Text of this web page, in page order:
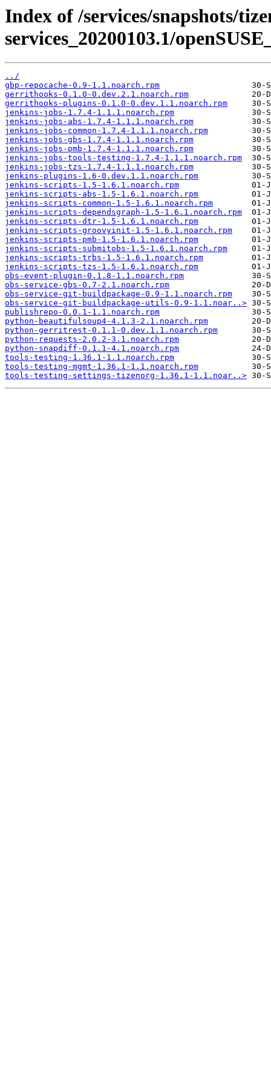
Index of /services/snapshots/
services_20200103.1/
../
gbp-repocache-0.9-1.1.noarch.rpm
gerrithooks-0.1.0-0.dev.2.1.noarch.rpm
gerrithooks-plugins-0.1.0-0.dev.1.1.noarch.rpm
jenkins-jobs-1.7.4-1.1.1.noarch.rpm
jenkins-jobs-abs-1.7.4-1.1.1.noarch.rpm
jenkins-jobs-common-1.7.4-1.1.1.noarch.rpm
jenkins-jobs-gbs-1.7.4-1.1.1.noarch.rpm
jenkins-jobs-pmb-1.7.4-1.1.1.noarch.rpm
jenkins-jobs-tools-testing-1.7.4-1.1.1.noarch.rpm
jenkins-jobs-tzs-1.7.4-1.1.1.noarch.rpm
jenkins-plugins-1.6-0.dev.1.1.noarch.rpm
jenkins-scripts-1.5-1.6.1.noarch.rpm
jenkins-scripts-abs-1.5-1.6.1.noarch.rpm
jenkins-scripts-common-1.5-1.6.1.noarch.rpm
jenkins-scripts-dependsgraph-1.5-1.6.1.noarch.rpm
jenkins-scripts-dtr-1.5-1.6.1.noarch.rpm
jenkins-scripts-groovyinit-1.5-1.6.1.noarch.rpm
jenkins-scripts-pmb-1.5-1.6.1.noarch.rpm
jenkins-scripts-submitobs-1.5-1.6.1.noarch.rpm
jenkins-scripts-trbs-1.5-1.6.1.noarch.rpm
jenkins-scripts-tzs-1.5-1.6.1.noarch.rpm
obs-event-plugin-0.1.8-1.1.noarch.rpm
obs-service-gbs-0.7-2.1.noarch.rpm
obs-service-git-buildpackage-0.9-1.1.noarch.rpm
obs-service-git-buildpackage-utils-0.9-1.1.noar..>
publishrepo-0.0.1-1.1.noarch.rpm
python-beautifulsoup4-4.1.3-2.1.noarch.rpm
python-gerritrest-0.1.1-0.dev.1.1.noarch.rpm
python-requests-2.0.2-3.1.noarch.rpm
python-snapdiff-0.1.1-4.1.noarch.rpm
tools-testing-1.36.1-1.1.noarch.rpm
tools-testing-mgmt-1.36.1-1.1.noarch.rpm
tools-testing-settings-tizenorg-1.36.1-1.1.noar..>